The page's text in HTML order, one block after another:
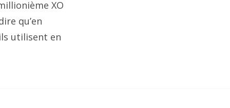
XO
qu’en
utilisent en